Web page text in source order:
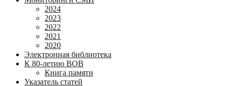
2024
2023
2022
2021
2020
Электронная библиотека
К 80-летию ВОВ
Книга памяти
Указатель статей